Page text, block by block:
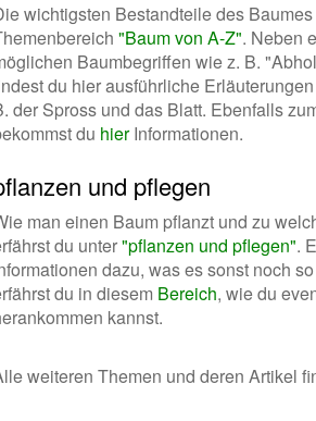
wichtigsten Bestandteile des
"Baum von A-Z". Neben
Baumbegriffen wie z. B.
du hier ausführliche
der Spross und das Blatt. Ebenfalls
du hierInformationen.
und pflegen
man einen Baum pflanzt und zu
du unter"pflanzen und pflegen".
dazu, was es sonst noch
du in diesem Bereich, wie du
kannst.
weiteren Themen und deren Artikel